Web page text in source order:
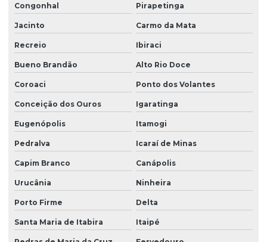
Congonhal Pirapetinga
Jacinto Carmo da Mata
Recreio Ibiraci
Bueno Brandão Alto Rio Doce
Coroaci Ponto dos Volantes
Conceição dos Ouros Igaratinga
Eugenópolis Itamogi
Pedralva Icaraí de Minas
Capim Branco Canápolis
Urucânia Ninheira
Porto Firme Delta
Santa Maria de Itabira Itaipé